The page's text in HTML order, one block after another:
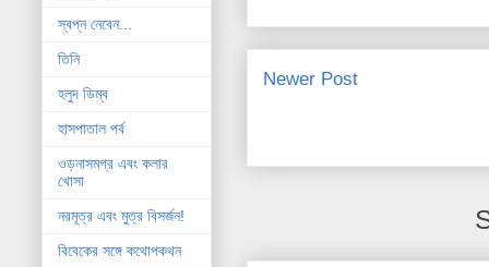
Newer Post
স্বপ্ন নেবেন...
তিনি
হলুদ ডিম্ব
হাসপাতাল পর্ব
ওড়নাসমগ্র এবং কলার
খোসা
নরমূত্র এবং মুত্র বিসর্জন!
বিবেকের সঙ্গে কথোপকথন